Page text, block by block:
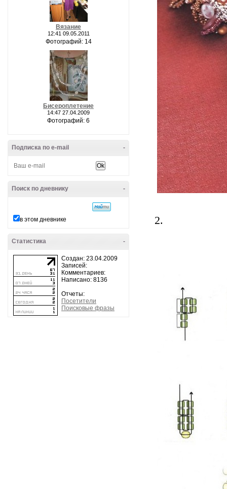
Вязание
12:41 09.05.2011
Фотографий: 14
Бисероплетение
14:47 27.04.2009
Фотографий: 6
-
Подписка по e-mail
-
Поиск по дневнику
в этом дневнике
-
Статистика
Создан: 23.04.2009
Записей:
Комментариев:
Написано: 8136
Отчеты:
Посетители
Поисковые фразы
2.